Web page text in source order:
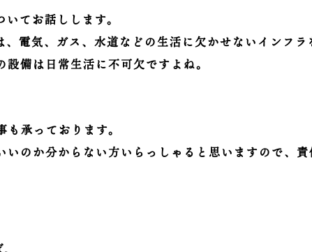
てお話しします。
、電気、ガス、水道などの生活に欠かせないインフ
備は日常生活に不可欠ですよね。
承っております。
いのか分からない方いらっしゃると思いますので、